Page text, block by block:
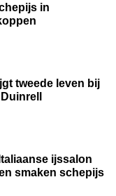
in
tweede leven bij
ijssalon
smaken schepijs